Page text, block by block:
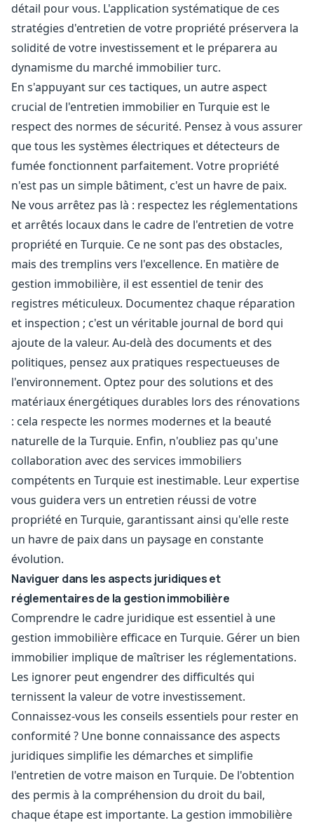
détail pour vous. L'application systématique de ces
stratégies d'entretien de votre propriété préservera la
solidité de votre investissement et le préparera au
dynamisme du marché immobilier turc.
En s'appuyant sur ces tactiques, un autre aspect
crucial de l'entretien immobilier en Turquie est le
respect des normes de sécurité. Pensez à vous assurer
que tous les systèmes électriques et détecteurs de
fumée fonctionnent parfaitement. Votre propriété
n'est pas un simple bâtiment, c'est un havre de paix.
Ne vous arrêtez pas là : respectez les réglementations
et arrêtés locaux dans le cadre de l'entretien de votre
propriété en Turquie. Ce ne sont pas des obstacles,
mais des tremplins vers l'excellence. En matière de
gestion immobilière, il est essentiel de tenir des
registres méticuleux. Documentez chaque réparation
et inspection ; c'est un véritable journal de bord qui
ajoute de la valeur. Au-delà des documents et des
politiques, pensez aux pratiques respectueuses de
l'environnement. Optez pour des solutions et des
matériaux énergétiques durables lors des rénovations
: cela respecte les normes modernes et la beauté
naturelle de la Turquie. Enfin, n'oubliez pas qu'une
collaboration avec des services immobiliers
compétents en Turquie est inestimable. Leur expertise
vous guidera vers un entretien réussi de votre
propriété en Turquie, garantissant ainsi qu'elle reste
un havre de paix dans un paysage en constante
évolution.
Naviguer dans les aspects juridiques et
réglementaires de la gestion immobilière
Comprendre le cadre juridique est essentiel à une
gestion immobilière efficace en Turquie. Gérer un bien
immobilier implique de maîtriser les réglementations.
Les ignorer peut engendrer des difficultés qui
ternissent la valeur de votre investissement.
Connaissez-vous les conseils essentiels pour rester en
conformité ? Une bonne connaissance des aspects
juridiques simplifie les démarches et simplifie
l'entretien de votre maison en Turquie. De l'obtention
des permis à la compréhension du droit du bail,
chaque étape est importante. La gestion immobilière